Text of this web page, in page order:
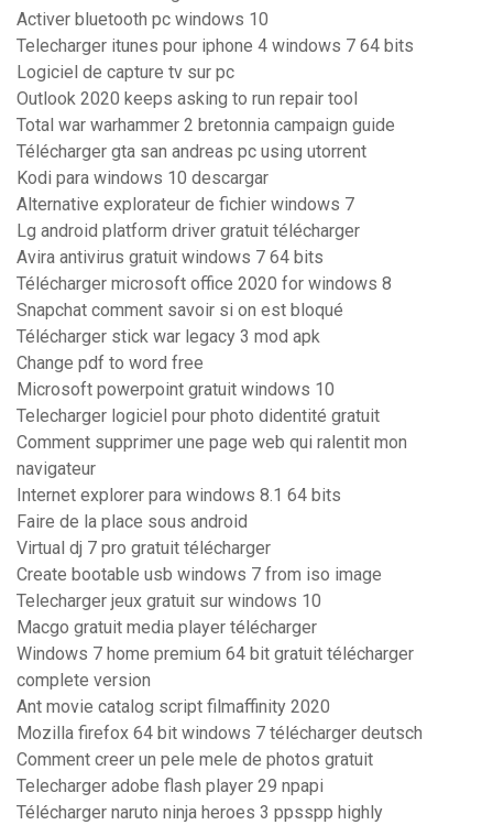
Activer bluetooth pc windows 10
Telecharger itunes pour iphone 4 windows 7 64 bits
Logiciel de capture tv sur pc
Outlook 2020 keeps asking to run repair tool
Total war warhammer 2 bretonnia campaign guide
Télécharger gta san andreas pc using utorrent
Kodi para windows 10 descargar
Alternative explorateur de fichier windows 7
Lg android platform driver gratuit télécharger
Avira antivirus gratuit windows 7 64 bits
Télécharger microsoft office 2020 for windows 8
Snapchat comment savoir si on est bloqué
Télécharger stick war legacy 3 mod apk
Change pdf to word free
Microsoft powerpoint gratuit windows 10
Telecharger logiciel pour photo didentité gratuit
Comment supprimer une page web qui ralentit mon
navigateur
Internet explorer para windows 8.1 64 bits
Faire de la place sous android
Virtual dj 7 pro gratuit télécharger
Create bootable usb windows 7 from iso image
Telecharger jeux gratuit sur windows 10
Macgo gratuit media player télécharger
Windows 7 home premium 64 bit gratuit télécharger
complete version
Ant movie catalog script filmaffinity 2020
Mozilla firefox 64 bit windows 7 télécharger deutsch
Comment creer un pele mele de photos gratuit
Telecharger adobe flash player 29 npapi
Télécharger naruto ninja heroes 3 ppsspp highly